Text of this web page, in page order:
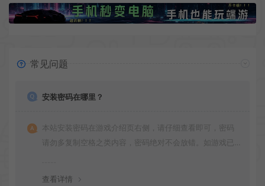
常见问题
安装密码在哪里？
本站安装密码在游戏介绍页右侧，请仔细查看即可，密码
请勿多复制空格之类内容，密码绝对不会放错。如游戏已
查看详情